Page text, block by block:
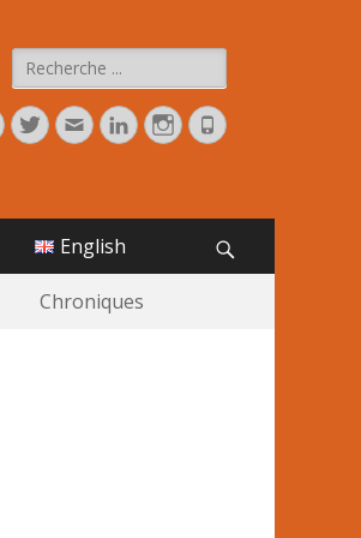
Rechercher :
Facebook
TwitterAdresse
de
LinkedinInstagram
Tél
English
Chroniques